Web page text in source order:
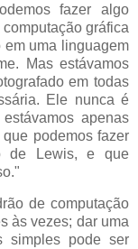
fazer algo
gráfica
uma linguagem
Mas estávamos
em todas
Ele nunca é
apenas
podemos fazer
de Lewis, e que
de computação
às vezes; dar uma
simples pode ser